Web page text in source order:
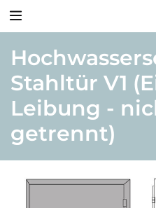
Zurück
Produkte
Basic Aktionen 2026
Türen & Zargen
Stahltür V1
Leibung -
getrennt)